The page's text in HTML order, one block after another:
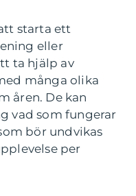
starta ett
eller
ta hjälp av
många olika
åren. De kan
vad som fungerar
bör undvikas
per